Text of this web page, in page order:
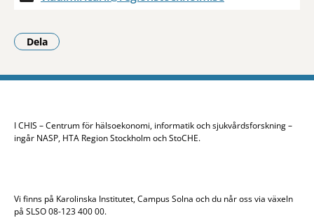
Dela
- Klicka för att öppna delningsalternativ.
I CHIS – Centrum för hälsoekonomi, informatik och sjukvårdsforskning –
ingår NASP, HTA Region Stockholm och StoCHE.
Vi finns på Karolinska Institutet, Campus Solna och du når oss via växeln
på SLSO 08-123 400 00.